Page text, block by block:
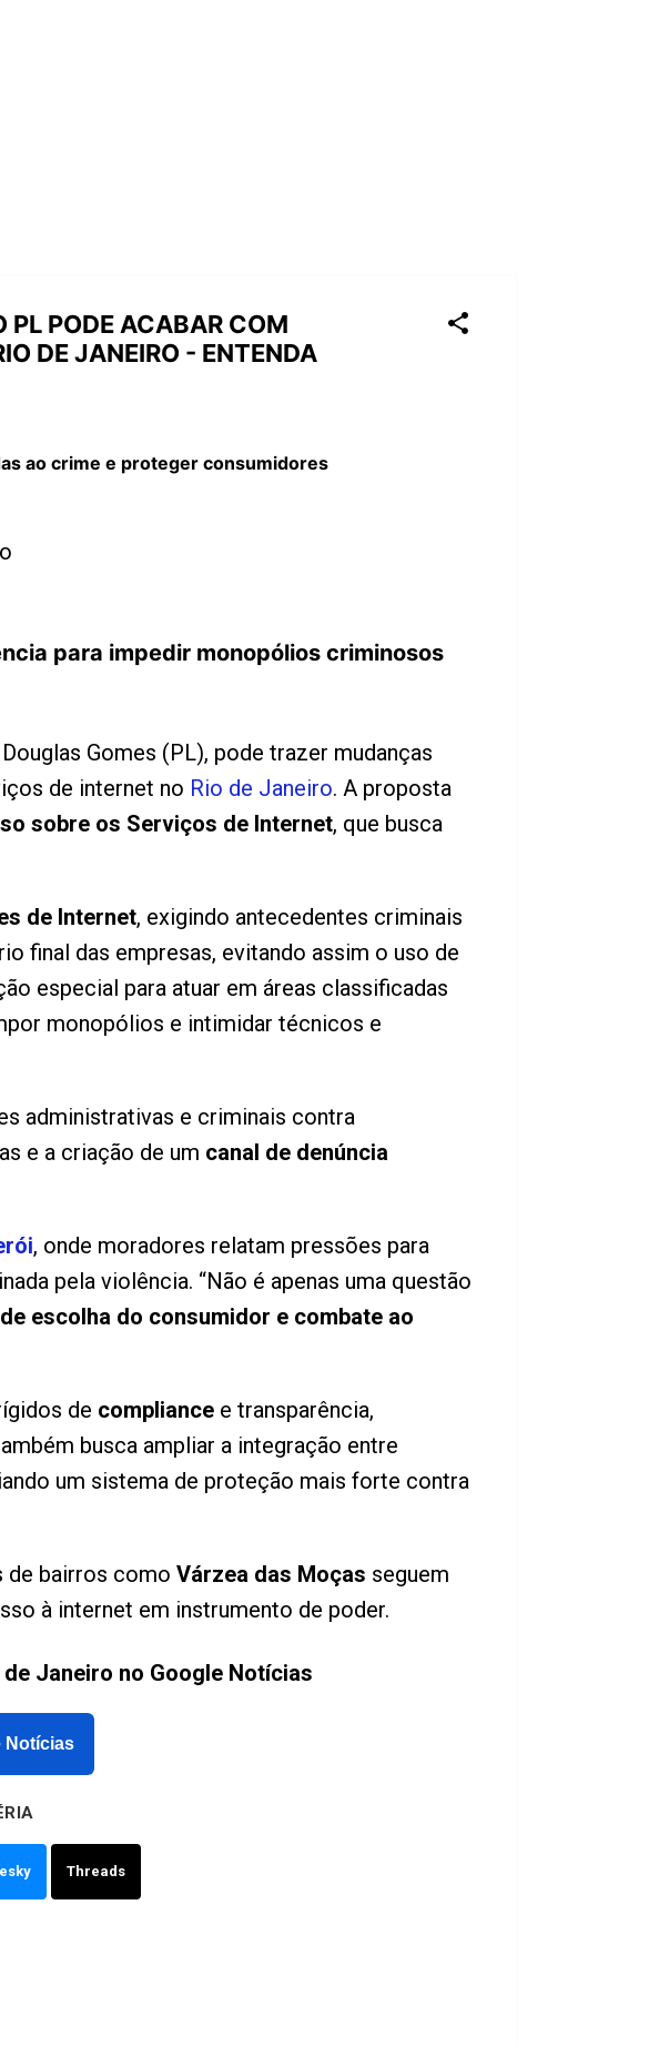
PL PODE ACABAR COM
DE JANEIRO - ENTENDA
ao crime e proteger consumidores
para impedir monopólios criminosos
Gomes (PL), pode trazer mudanças
de internet no Rio de Janeiro. A proposta
sobre os Serviços de Internet, que busca
de Internet, exigindo antecedentes criminais
final das empresas, evitando assim o uso de
especial para atuar em áreas classificadas
monopólios e intimidar técnicos e
administrativas e criminais contra
e a criação de um canal de denúncia
, onde moradores relatam pressões para
pela violência. “Não é apenas uma questão
escolha do consumidor e combate ao
de compliance e transparência,
busca ampliar a integração entre
um sistema de proteção mais forte contra
de bairros como Várzea das Moças seguem
à internet em instrumento de poder.
de Janeiro no Google Notícias
Notícias
Threads